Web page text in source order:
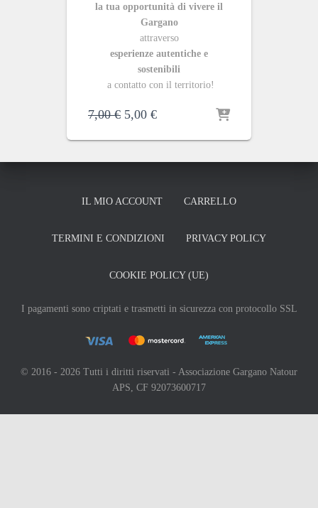
la tua opportunità di vivere il
Gargano
attraverso
esperienze autentiche e
sostenibili
a contatto con il territorio!
7,00€ Il
originale
era:
5,00 €Il
attuale
è:
IL MIO ACCOUNT CARRELLO
TERMINI E CONDIZIONI PRIVACY POLICY
COOKIE POLICY (UE)
I pagamenti sono criptati e trasmetti in sicurezza con protocollo SSL
© 2016 - 2026 Tutti i diritti riservati - Associazione Gargano Natour
APS, CF 92073600717